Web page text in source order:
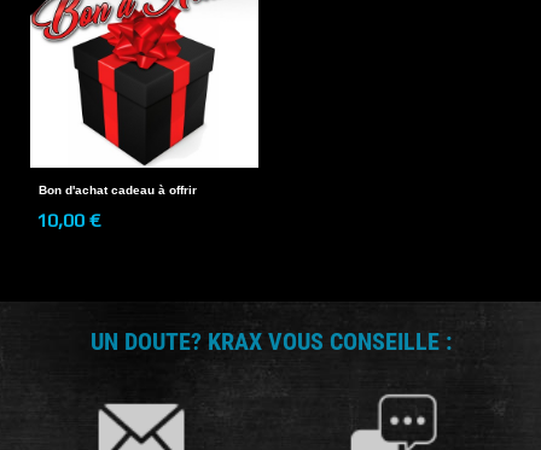
Bon d'achat cadeau à offrir
10,00 €
UN DOUTE? KRAX VOUS CONSEILLE :